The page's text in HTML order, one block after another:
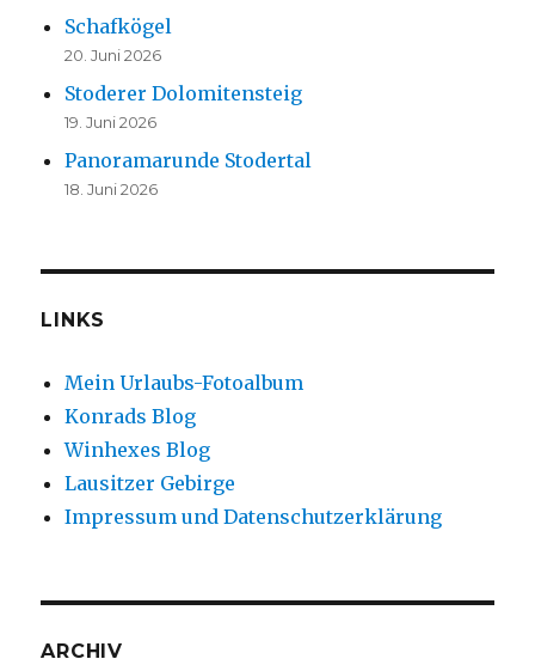
Schafkögel
20. Juni 2026
Stoderer Dolomitensteig
19. Juni 2026
Panoramarunde Stodertal
18. Juni 2026
LINKS
Mein Urlaubs-Fotoalbum
Konrads Blog
Winhexes Blog
Lausitzer Gebirge
Impressum und Datenschutzerklärung
ARCHIV